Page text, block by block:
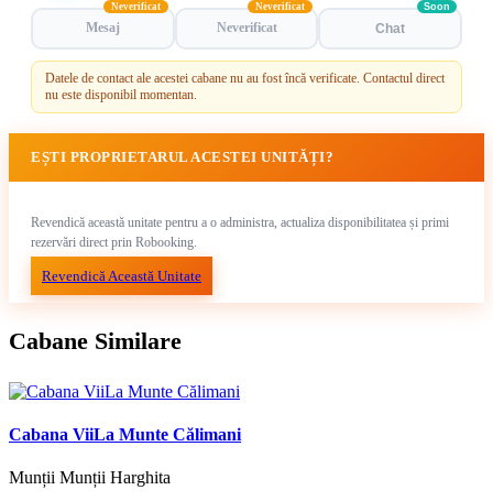
Mesaj
Neverificat
Neverificat
Neverificat
Chat
Soon
Datele de contact ale acestei cabane nu au fost încă verificate. Contactul direct
nu este disponibil momentan.
EȘTI PROPRIETARUL ACESTEI UNITĂȚI?
Revendică această unitate pentru a o administra, actualiza disponibilitatea și primi
rezervări direct prin Robooking.
Revendică Această Unitate
Cabane Similare
Cabana ViiLa Munte Călimani
Munții Munții Harghita